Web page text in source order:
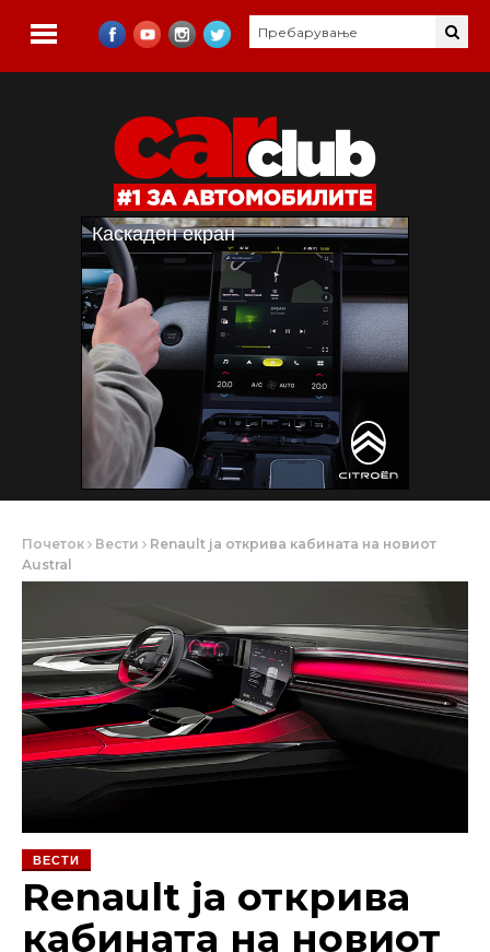
Почеток Вести
Renault ја открива кабината на новиот
Austral
ВЕСТИ
Renault ја открива
кабината на новиот